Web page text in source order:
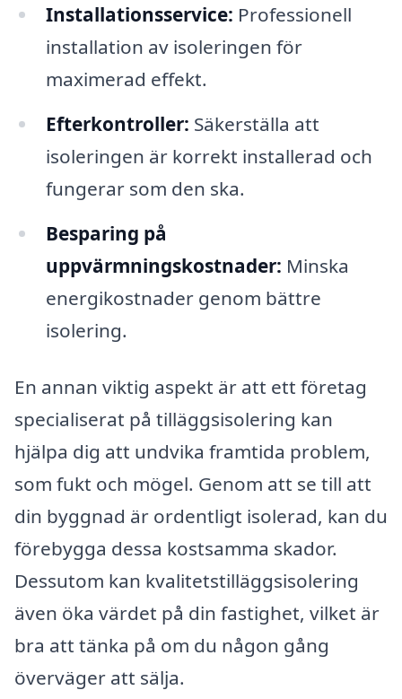
Installationsservice: Professionell
installation av isoleringen för
maximerad effekt.
Efterkontroller: Säkerställa att
isoleringen är korrekt installerad och
fungerar som den ska.
Besparing på
uppvärmningskostnader: Minska
energikostnader genom bättre
isolering.
En annan viktig aspekt är att ett företag
specialiserat på tilläggsisolering kan
hjälpa dig att undvika framtida problem,
som fukt och mögel. Genom att se till att
din byggnad är ordentligt isolerad, kan du
förebygga dessa kostsamma skador.
Dessutom kan kvalitetstilläggsisolering
även öka värdet på din fastighet, vilket är
bra att tänka på om du någon gång
överväger att sälja.